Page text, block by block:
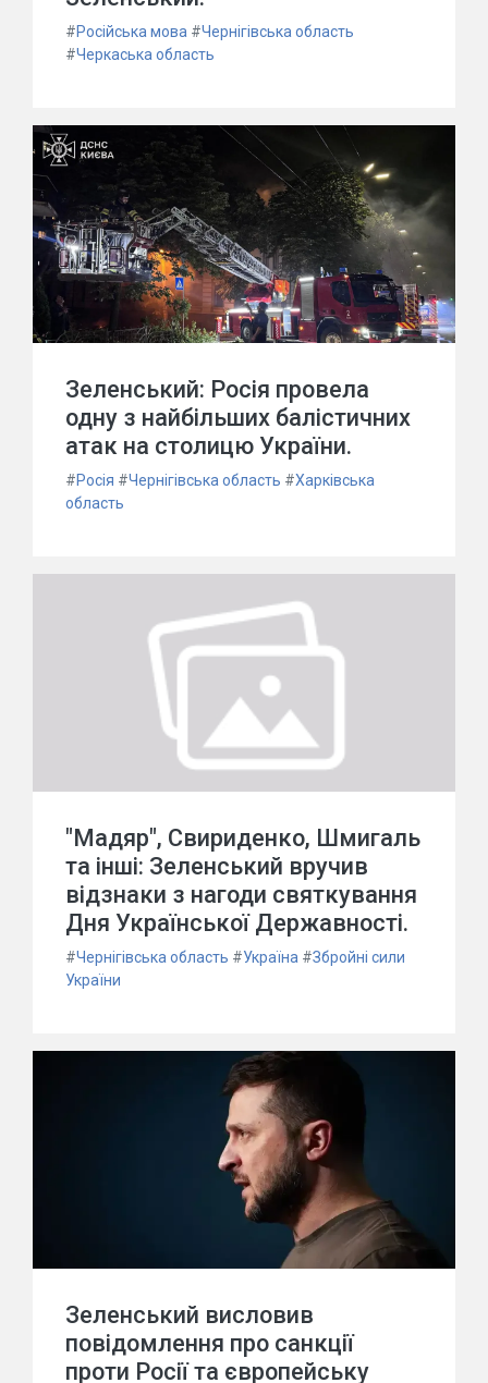
#Російська мова #Чернігівська область
#Черкаська область
Зеленський: Росія провела
одну з найбільших балістичних
атак на столицю України.
#Росія #Чернігівська область #Харківська
область
"Мадяр", Свириденко, Шмигаль
та інші: Зеленський вручив
відзнаки з нагоди святкування
Дня Української Державності.
#Чернігівська область #Україна #Збройні сили
України
Зеленський висловив
повідомлення про санкції
проти Росії та європейську